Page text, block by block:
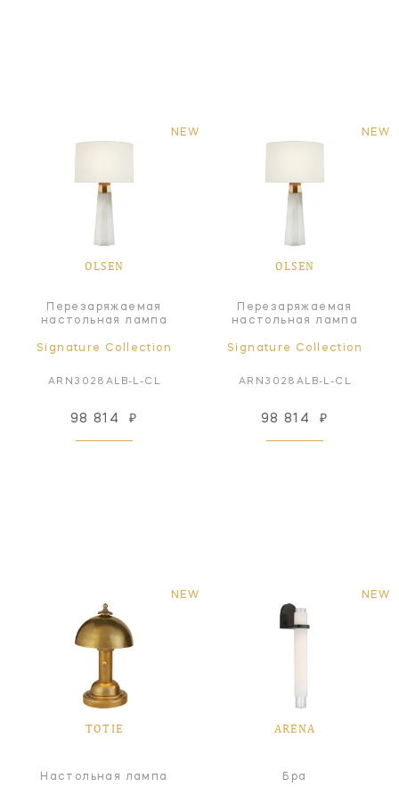
NEW
OLSEN
Перезаряжаемая
настольная лампа
Signature Collection
ARN3028ALB-L-CL
98 814 ₽
NEW
OLSEN
Перезаряжаемая
настольная лампа
Signature Collection
ARN3028ALB-L-CL
98 814 ₽
NEW
TOTIE
Настольная лампа
NEW
ARENA
Бра